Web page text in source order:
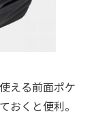
える前面ポケ
おくと便利。